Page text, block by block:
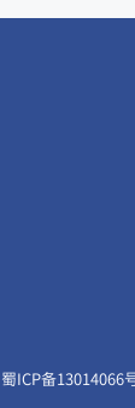
蜀ICP备13014066